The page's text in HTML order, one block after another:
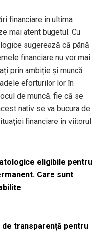
financiare în ultima
mai atent bugetul. Cu
sugerează că până
financiare nu vor mai
prin ambiție și muncă
eforturilor lor în
de muncă, fie că se
nativ se va bucura de
financiare în viitorul
eligibile pentru
Care sunt
de transparență pentru